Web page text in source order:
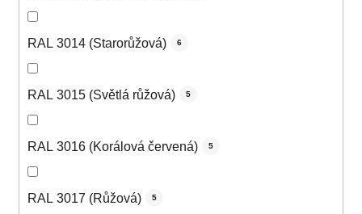
RAL 3014 (Starorůžová) 6
RAL 3015 (Světlá růžová) 5
RAL 3016 (Korálová červená) 5
RAL 3017 (Růžová) 5